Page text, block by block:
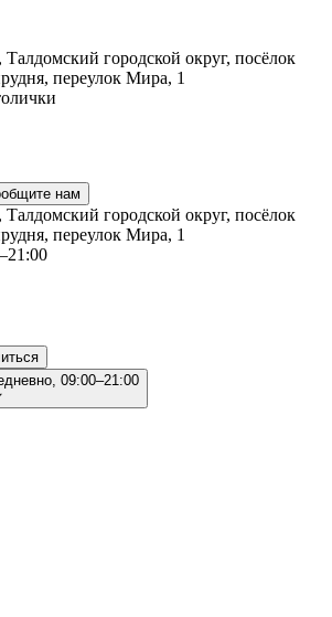
Талдомский городской округ, посёлок
переулок Мира, 1
нам
Талдомский городской округ, посёлок
переулок Мира, 1
09:00–21:00